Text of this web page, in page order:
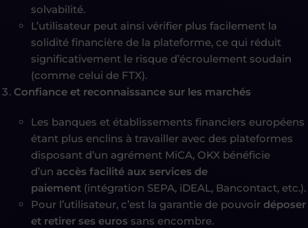
solvabilité.
L’utilisateur peut ainsi vérifier plus facilement la
solidité financière de la plateforme, ce qui réduit
significativement le risque d’écroulement soudain
(comme celui de FTX).
Confiance et reconnaissance sur les marchés
Les banques et établissements financiers européens
étant plus enclins à travailler avec des plateformes
disposant d’un agrément MiCA, OKX bénéficie
d’un accès facilité aux services de
paiement (intégration SEPA, iDEAL, Bancontact, etc.).
Pour l’utilisateur, c’est la garantie de pouvoir déposer
et retirer ses euros sans encombre.